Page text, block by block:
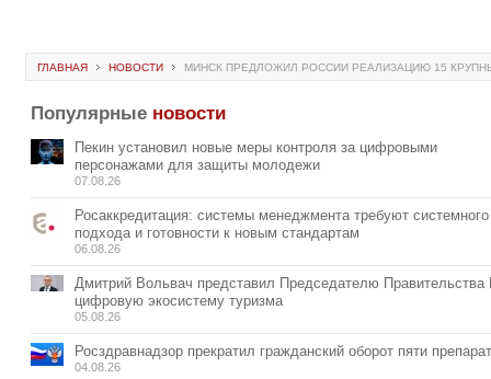
ГЛАВНАЯ НОВОСТИ МИНСК ПРЕДЛОЖИЛ РОССИИ РЕАЛИЗАЦИЮ 15
Популярные новости
Пекин установил новые меры контроля за цифровыми
персонажами для защиты молодежи
07.08.26
Росаккредитация: системы менеджмента требуют системного
подхода и готовности к новым стандартам
06.08.26
Дмитрий Вольвач представил Председателю
цифровую экосистему туризма
05.08.26
Росздравнадзор прекратил гражданский оборот пяти
04.08.26